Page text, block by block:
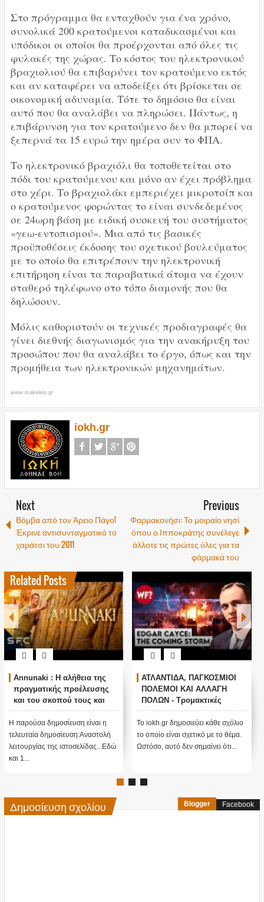
Στο πρόγραμμα θα ενταχθούν για ένα χρόνο,
συνολικά 200 κρατούμενοι καταδικασμένοι και
υπόδικοι οι οποίοι θα προέρχονται από όλες τις
φυλακές της χώρας. Το κόστος του ηλεκτρονικού
βραχιολιού θα επιβαρύνει τον κρατούμενο εκτός
και αν καταφέρει να αποδείξει ότι βρίσκεται σε
οικονομική αδυναμία. Τότε το δημόσιο θα είναι
αυτό που θα αναλάβει να πληρώσει. Πάντως, η
επιβάρυνση για τον κρατούμενο δεν θα μπορεί να
ξεπερνά τα 15 ευρώ την ημέρα συν το ΦΠΑ.
Το ηλεκτρονικό βραχιόλι θα τοποθετείται στο
πόδι του κρατούμενου και μόνο αν έχει πρόβλημα
στο χέρι. Το βραχιολάκι εμπεριέχει μικροτσίπ και
ο κρατούμενος φορώντας το είναι συνδεδεμένος
σε 24ωρη βάση με ειδική συσκευή του συστήματος
«γεω-εντοπισμού». Μια από τις βασικές
προϋποθέσεις έκδοσης του σχετικού βουλεύματος
με το οποίο θα επιτρέπουν την ηλεκτρονική
επιτήρηση είναι τα παραβατικά άτομα να έχουν
σταθερό τηλέφωνο στο τόπο διαμονής που θα
δηλώσουν.
Μόλις καθοριστούν οι τεχνικές προδιαγραφές θα
γίνει διεθνής διαγωνισμός για την ανακήρυξη του
προσώπου που θα αναλάβει το έργο, όπως και την
προμήθεια των ηλεκτρονικών μηχανημάτων.
www.makeleio.gr
iokh.gr
Next
Βόμβα από τον Άρειο Πάγο!
Έκρινε αντισυνταγματικό το
χαράτσι του 2011
Previous
Φαρμακονήσι: Το μοιραίο νησί
όπου ο Ιπποκράτης συνέλεγε
άλλοτε τις πρώτες ύλες για τα
φάρμακά του
Related Posts
Annunaki : Η αλήθεια της
πραγματικής προέλευσης
και του σκοπού τους και
αναστολή λειτουργίας μας
....
Η παρούσα δημοσίευση είναι η
τελευταία δημοσίευση:Αναστολή
λειτουργίας της ιστοσελίδας...Εδώ
και 1...
ΑΤΛΑΝΤΙΔΑ, ΠΑΓΚΟΣΜΙΟΙ
ΠΟΛΕΜΟΙ ΚΑΙ ΑΛΛΑΓΗ
ΠΟΛΩΝ - Τρομακτικές
προβλέψεις του Edgar
Cayce (Video)
Το iokh.gr δημοσιεύει κάθε σχόλιο
το οποίο είναι σχετικό με το θέμα.
Ωστόσο, αυτό δεν σημαίνει ότι...
Δημοσίευση σχολίου Blogger Facebook